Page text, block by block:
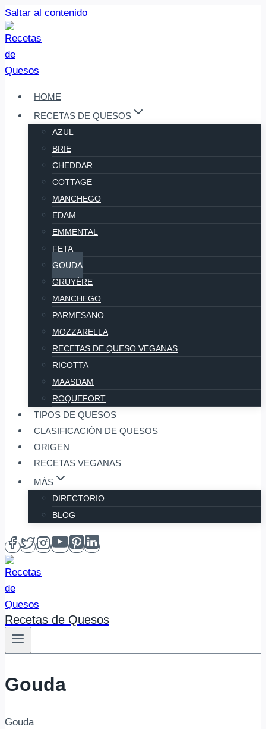
Saltar al contenido
HOME
RECETAS DE QUESOS
AZUL
BRIE
CHEDDAR
COTTAGE
MANCHEGO
EDAM
EMMENTAL
FETA
GOUDA
GRUYÈRE
MANCHEGO
PARMESANO
MOZZARELLA
RECETAS DE QUESO VEGANAS
RICOTTA
MAASDAM
ROQUEFORT
TIPOS DE QUESOS
CLASIFICACIÓN DE QUESOS
ORIGEN
RECETAS VEGANAS
MÁS
DIRECTORIO
BLOG
Recetas de Quesos
Gouda
Gouda